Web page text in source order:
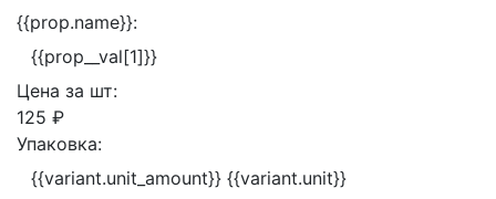
{{prop.name}}:
{{prop__val[1]}}
Цена за шт:
125 ₽
Упаковка:
{{variant.unit_amount}} {{variant.unit}}